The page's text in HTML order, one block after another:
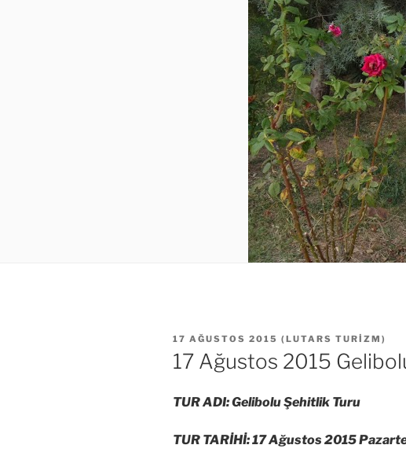
YAYIM
TARIHI
17 AĞUSTOS 2015 ( LUTARS TURIZM )
17 Ağustos 2015
TUR ADI: Gelibolu Şehitlik Turu
TUR TARİHİ: 17 Ağustos 2015